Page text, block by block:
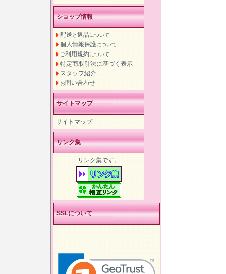
ショップ情報
配送 と返品について
個人情報保護について
ご利用規約について
特定商取引法に基づく表示
スタッフ紹介
お問い合わせ
サイトマップ
サイトマップ
リンク集
リンク集です。
SSLについて